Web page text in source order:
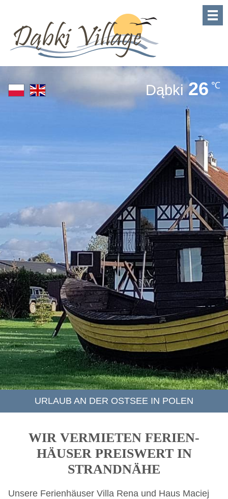
Dąbki 26 ℃
URLAUB AN DER OSTSEE IN POLEN
WIR VERMIETEN FERIEN­
HÄUSER PREIS­WERT IN
STRANDNÄHE
Unsere Ferienhäuser Villa Rena und Haus Maciej